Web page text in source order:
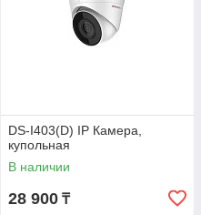
DS-I403(D) IP Камера,
купольная
В наличии
28 900 ₸